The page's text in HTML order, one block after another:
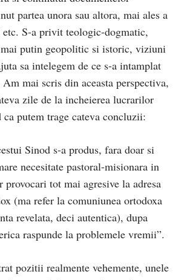
partea unora sau altora, mai ales a
S-a privit teologic-dogmatic,
putin geopolitic si istoric, viziuni
sa intelegem de ce s-a intamplat
mai scris din aceasta perspectiva,
zile de la incheierea lucrarilor
putem trage cateva concluzii:
Sinod s-a produs, fara doar si
necesitate pastoral-misionara in
tot mai agresive la adresa
(ma refer la comuniunea ortodoxa
revelata, deci autentica), dupa
raspunde la problemele vremii”.
pozitii realmente vehemente, unele